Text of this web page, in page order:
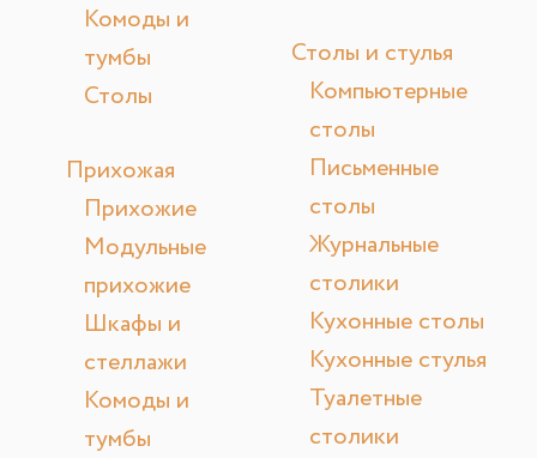
Комоды и
тумбы
Столы
Прихожая
Прихожие
Модульные
прихожие
Шкафы и
стеллажи
Комоды и
тумбы
Столы и стулья
Компьютерные
столы
Письменные
столы
Журнальные
столики
Кухонные столы
Кухонные стулья
Туалетные
столики